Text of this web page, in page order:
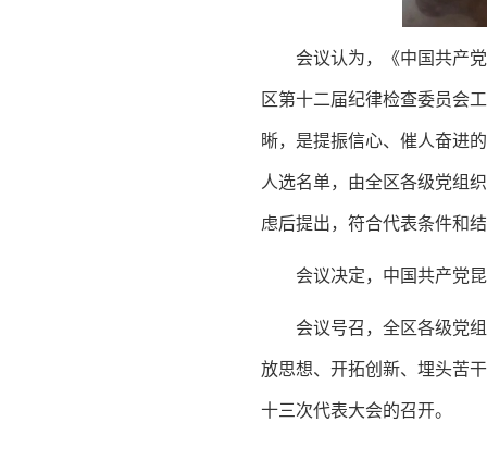
会议认为，《中国共产
区第十二届纪律检查委员会
晰，是提振信心、催人奋进
人选名单，由全区各级党组
虑后提出，符合代表条件和
会议决定，中国共产党
会议号召，全区各级党
放思想、开拓创新、埋头苦
十三次代表大会的召开。